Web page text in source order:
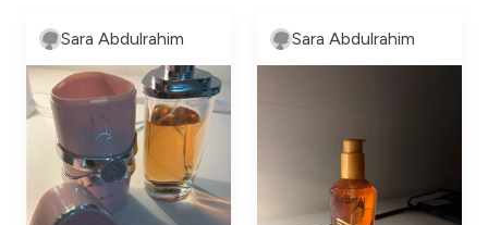
Sara Abdulrahim Sara Abdulrahim